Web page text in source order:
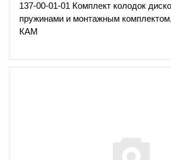
137-00-01-01 Комплект колодок
пружинами и монтажным
КАМ